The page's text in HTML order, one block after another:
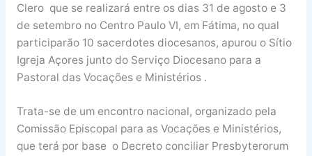
Clero que se realizará entre os dias 31 de agosto e 3
de setembro no Centro Paulo VI, em Fátima, no qual
participarão 10 sacerdotes diocesanos, apurou o Sítio
Igreja Açores junto do Serviço Diocesano para a
Pastoral das Vocações e Ministérios .
Trata-se de um encontro nacional, organizado pela
Comissão Episcopal para as Vocações e Ministérios,
que terá por base o Decreto conciliar Presbyterorum